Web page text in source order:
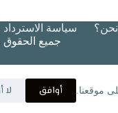
موقعنا. أوافق لا
سياسة الاسترداد
جميع الحقوق